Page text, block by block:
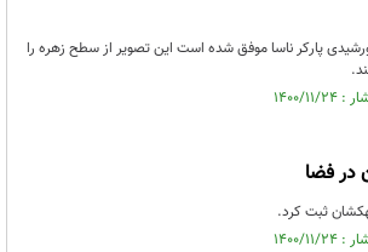
پارکر ناسا موفق شده است این تصویر از سطح زهره را
ثبت کرد.